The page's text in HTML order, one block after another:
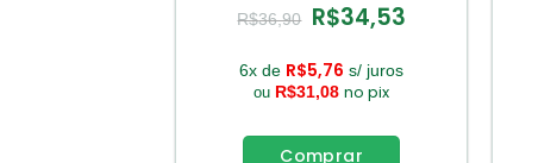
R$36,90 O
preço
era:
R$36,90.
R$34,53O
6x de R$5,76 s/ juros
ou R$31,08 no pix
Comprar